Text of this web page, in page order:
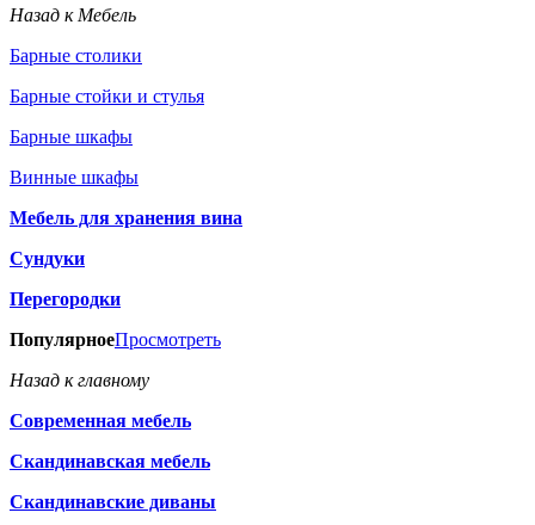
Назад к Мебель
Барные столики
Барные стойки и стулья
Барные шкафы
Винные шкафы
Мебель для хранения вина
Сундуки
Перегородки
ПопулярноеПросмотреть
Назад к главному
Современная мебель
Скандинавская мебель
Скандинавские диваны